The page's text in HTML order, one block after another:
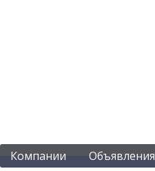
Компании Объявления